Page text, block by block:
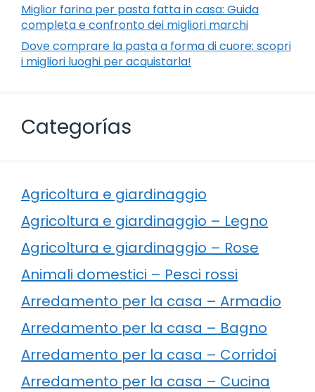
Miglior farina per pasta fatta in casa: Guida
completa e confronto dei migliori marchi
Dove comprare la pasta a forma di cuore: scopri
i migliori luoghi per acquistarla!
Categorías
Agricoltura e giardinaggio
Agricoltura e giardinaggio – Legno
Agricoltura e giardinaggio – Rose
Animali domestici – Pesci rossi
Arredamento per la casa – Armadio
Arredamento per la casa – Bagno
Arredamento per la casa – Corridoi
Arredamento per la casa – Cucina